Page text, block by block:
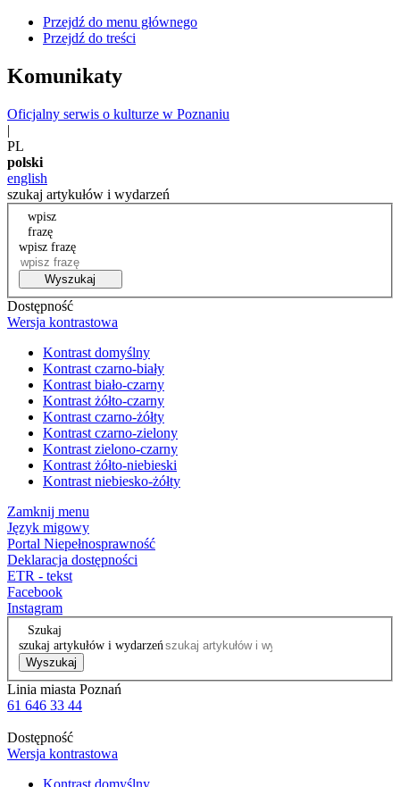
Przejdź do menu głównego
Przejdź do treści
Komunikaty
Oficjalny serwis o kulturze w Poznaniu
|
PL
polski
english
szukaj artykułów i wydarzeń
wpisz
frazę
wpisz frazę
Wyszukaj
Dostępność
Wersja kontrastowa
Kontrast domyślny
Kontrast czarno-biały
Kontrast biało-czarny
Kontrast żółto-czarny
Kontrast czarno-żółty
Kontrast czarno-zielony
Kontrast zielono-czarny
Kontrast żółto-niebieski
Kontrast niebiesko-żółty
Zamknij menu
Język migowy
Portal Niepełnosprawność
Deklaracja dostępności
ETR - tekst
Facebook
Instagram
Szukaj
szukaj artykułów i wydarzeń
Wyszukaj
Linia miasta Poznań
61 646 33 44
Dostępność
Wersja kontrastowa
Kontrast domyślny